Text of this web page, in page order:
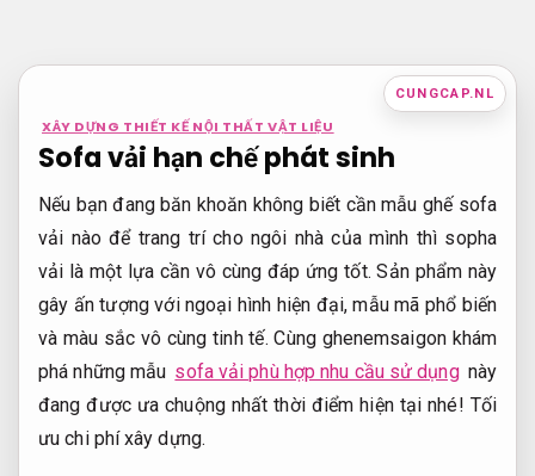
nội
CUNGCAP.NL
XÂY DỰNG THIẾT KẾ NỘI THẤT VẬT LIỆU
Sofa vải hạn chế phát sinh
Nếu bạn đang băn khoăn không biết cần mẫu ghế sofa
vải nào để trang trí cho ngôi nhà của mình thì sopha
vải là một lựa cần vô cùng đáp ứng tốt. Sản phẩm này
gây ấn tượng với ngoại hình hiện đại, mẫu mã phổ biến
và màu sắc vô cùng tinh tế. Cùng ghenemsaigon khám
phá những mẫu sofa vải phù hợp nhu cầu sử dụng này
đang được ưa chuộng nhất thời điểm hiện tại nhé! Tối
ưu chi phí xây dựng.